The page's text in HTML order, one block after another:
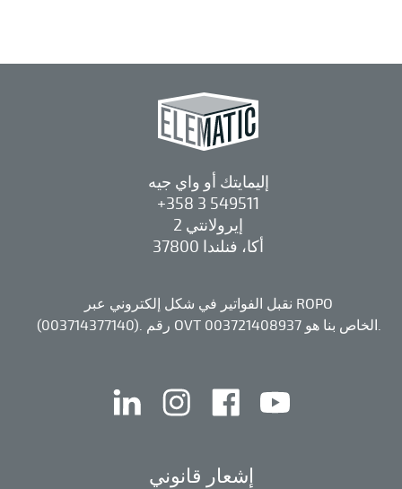
إليمايتك أو واي جيه
+358 3 549511
إيرولانتي 2
37800 أكا، فنلندا
نقبل الفواتير في شكل إلكتروني عبر ROPO
(003714377140). رقم OVT الخاص بنا هو 003721408937.
لينكد إن إنستقرام الفيس بوك
إشعار قانوني